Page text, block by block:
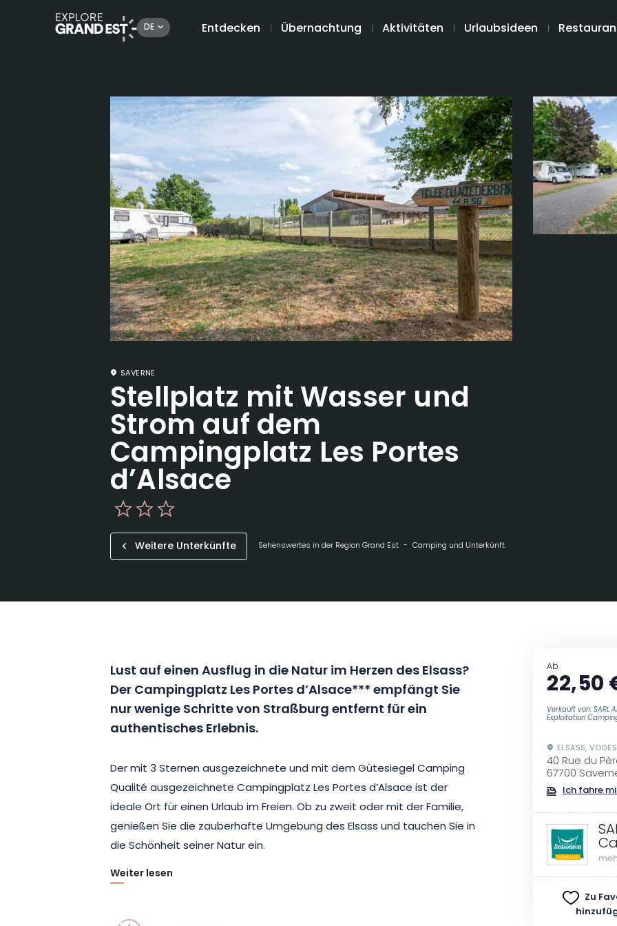
DE Entdecken Übernachtung Aktivitäten Urlaubsideen
SAVERNE
Stellplatz mit Wasser und
Strom auf dem
Campingplatz Les Portes
d’Alsace
Weitere Unterkünfte Sehenswertes in der Region Grand Est Camping und Unterkünfte in freier Natur
Lust auf einen Ausflug in die Natur im Herzen des Elsass?
Der Campingplatz Les Portes d’Alsace*** empfängt Sie
nur wenige Schritte von Straßburg entfernt für ein
authentisches Erlebnis.
Der mit 3 Sternen ausgezeichnete und mit dem Gütesiegel Camping
Qualité ausgezeichnete Campingplatz Les Portes d’Alsace ist der
ideale Ort für einen Urlaub im Freien. Ob zu zweit oder mit der Familie,
genießen Sie die zauberhafte Umgebung des Elsass und tauchen Sie in
die Schönheit seiner Natur ein.
Lassen Sie sich von Ihrem Stellplatz aus von der majestätischen
Weiter lesen
Ab
22,50
Verkauft von: SARL
Exploitation
ELSASS,
40 Rue du
67700
Ich fahre
Zu